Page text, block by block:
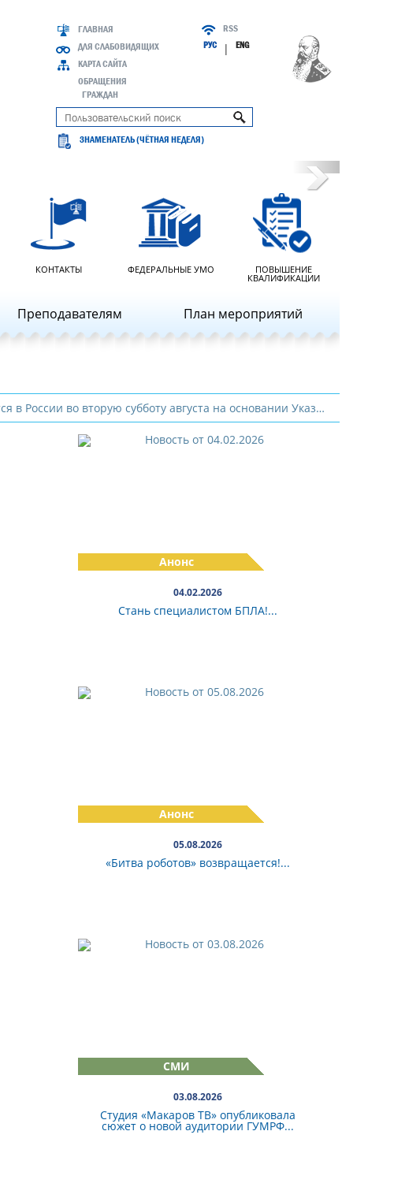
ГЛАВНАЯ
ДЛЯ СЛАБОВИДЯЩИХ
КАРТА САЙТА
ОБРАЩЕНИЯ
ГРАЖДАН
RSS
РУС | ENG
ЗНАМЕНАТЕЛЬ (ЧЁТНАЯ НЕДЕЛЯ)
Next
КОНТАКТЫ ФЕДЕРАЛЬНЫЕ УМО ПОВЫШЕНИЕ
КВАЛИФИКАЦИИ
Преподавателям План мероприятий
День физкультурника — праздничная дата, которая отмечается в России во вторую субботу августа на основании Указа Президиума Верховного Совета СССР № 3018-Х «О праздничных и памятных днях» от 1 октября 1980 года, в редакции Указа Верховного Совета СССР № 9724-XI «О внесении изменений в законодательство СССР о праздничных и памятных днях» от 1 ноября 1988 года. День физкультурника отмечается с 1939 года. 85 лет тому назад (1941 г.) был совершен первый налет авиации КБФ на Берлин.
Анонс
04.02.2026
Стань специалистом БПЛА!...
Анонс
05.08.2026
«Битва роботов» возвращается!...
СМИ
03.08.2026
Студия «Макаров ТВ» опубликовала
сюжет о новой аудитории ГУМРФ...